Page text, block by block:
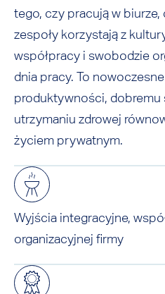
tego, czy pracują w biurze,
zespoły korzystają z
współpracy i swobodzie
dnia pracy. To
produktywności, dobremu
utrzymaniu zdrowej
życiem prywatnym.
Wyjścia integracyjne,
organizacyjnej firmy